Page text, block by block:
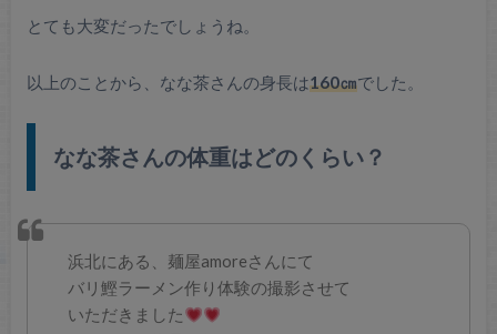
とても大変だったでしょうね。
以上のことから、なな茶さんの身長は160㎝でした。
なな茶さんの体重はどのくらい？
浜北にある、麺屋amoreさんにて
バリ鰹ラーメン作り体験の撮影させて
いただきました